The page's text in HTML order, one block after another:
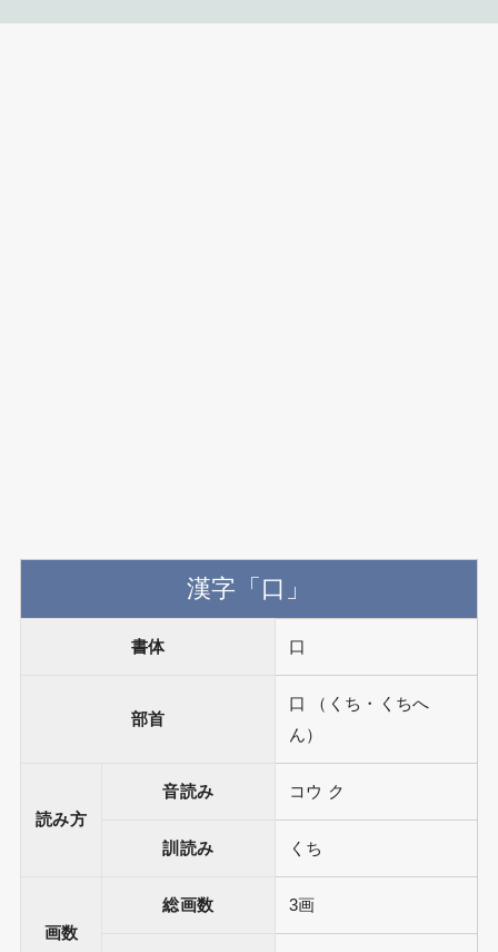
漢字「口」
書体 口
部首
口 （くち・くちへ
ん）
読み方
音読み コウ ク
訓読み くち
画数
総画数 3画